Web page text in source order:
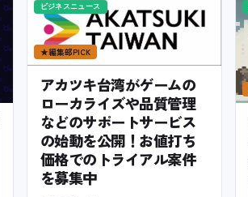
ビジネスニュース
★編集部PICK
アカツキ台湾がゲームの
ローカライズや品質管理
などのサポートサービス
の始動を公開！お値打ち
価格でのトライアル案件
を募集中